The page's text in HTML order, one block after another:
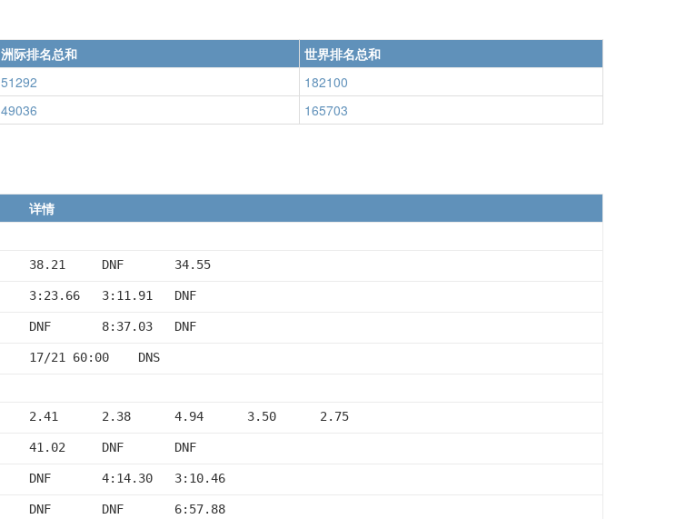
洲际排名总和
世界排名总和
51292
182100
49036 165703
详情
38.21     DNF       34.55
3:23.66   3:11.91   DNF
DNF       8:37.03   DNF
17/21 60:00    DNS
2.41      2.38      4.94      3.50      2.75
41.02     DNF       DNF
DNF       4:14.30   3:10.46
DNF       DNF       6:57.88